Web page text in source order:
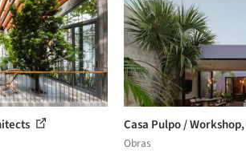
Casa Pulpo /
Obras